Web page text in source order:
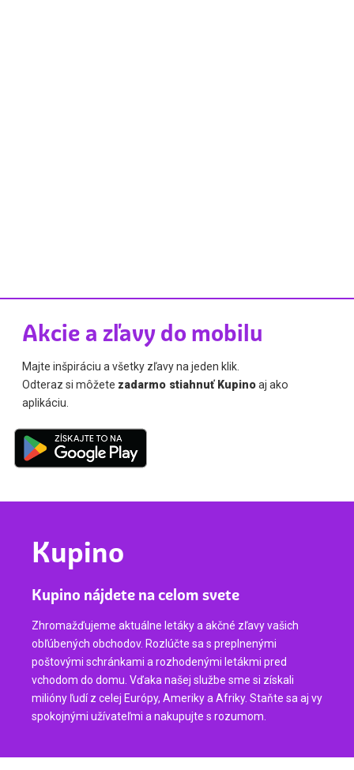
Akcie a zľavy do mobilu
Majte inšpiráciu a všetky zľavy na jeden klik.
Odteraz si môžete zadarmo stiahnuť Kupinoaj ako
aplikáciu.
Kupino
Kupino nájdete na celom svete
Zhromažďujeme aktuálne letáky a akčné zľavy vašich
obľúbených obchodov. Rozlúčte sa s preplnenými
poštovými schránkami a rozhodenými letákmi pred
vchodom do domu. Vďaka našej službe sme si získali
milióny ľudí z celej Európy, Ameriky a Afriky. Staňte sa aj vy
spokojnými užívateľmi a nakupujte s rozumom.